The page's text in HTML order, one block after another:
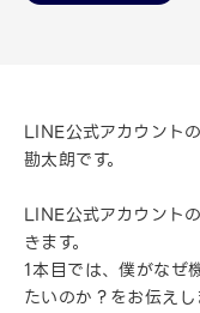
LINE公式アカウント
勘太朗です。
LINE公式アカウント
きます。
1本目では、僕がなぜ
たいのか？をお伝えし